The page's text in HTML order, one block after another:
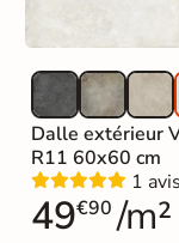
Dalle extérieur
R11 60x60 cm
1 avis
49€90 /m²